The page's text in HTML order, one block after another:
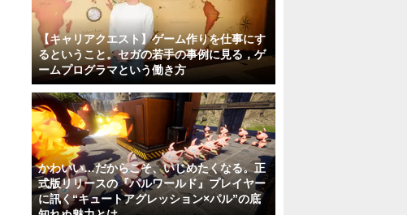
【キャリアクエスト】ゲーム作りを仕事にす
るということ。セガの若手の事例に見る，ゲ
ームプログラマという働き方
かわいい…だからこそ、いじめたくなる。正
式版リリースの『パルワールド』プレイヤー
に訊く“キュートアグレッション×パル”の底